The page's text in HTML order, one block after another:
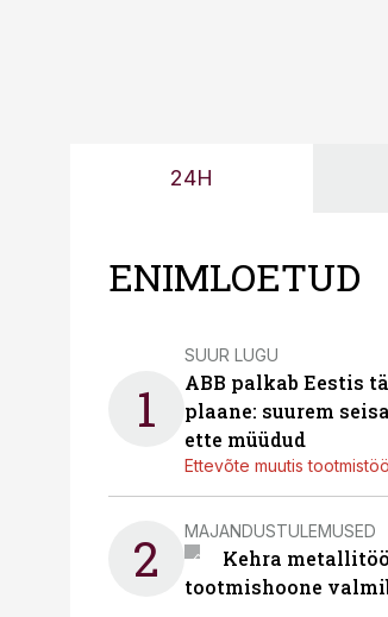
24H
ENIMLOETUD
1
SUUR LUGU
ABB palkab Eestis
plaane: suurem
ette müüdud
Ettevõte muutis
2 MAJANDUSTULEMUSED
Kehra
tootmishoone